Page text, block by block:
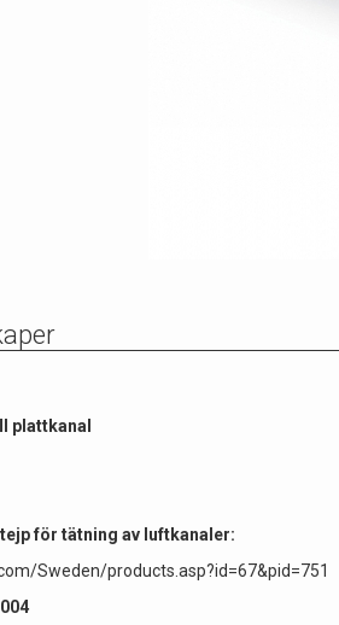
plattkanal
för tätning av luftkanaler:
Sweden/products.asp?id=67&pid=751